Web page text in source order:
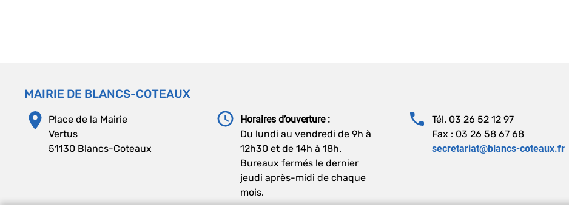
MAIRIE DE BLANCS-COTEAUX
Place de la Mairie
Vertus
51130 Blancs-Coteaux
Horaires d’ouverture :
Du lundi au vendredi de 9h à
12h30 et de 14h à 18h.
Bureaux fermés le dernier
jeudi après-midi de chaque
mois.
Tél. 03 26 52 12 97
Fax : 03 26 58 67 68
secretariat@blancs-coteaux.fr